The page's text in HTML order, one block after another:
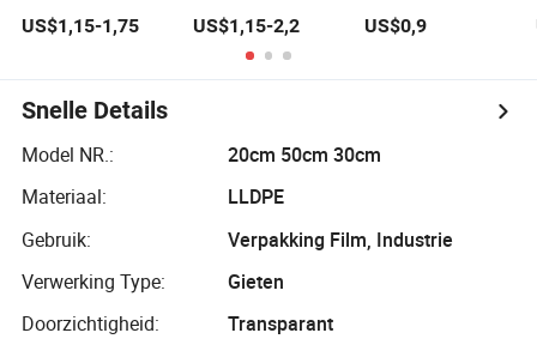
Plastic Folie Rol
Rekfolie
US$1,15-1,75
het bundelen en
stabiliseren van
pallets
US$1,15-2,2
voor
US$0,9
Snelle Details
Model NR.:
20cm 50cm 30cm
Materiaal:
LLDPE
Gebruik:
Verpakking Film, Industrie
Verwerking Type:
Gieten
Doorzichtigheid:
Transparant